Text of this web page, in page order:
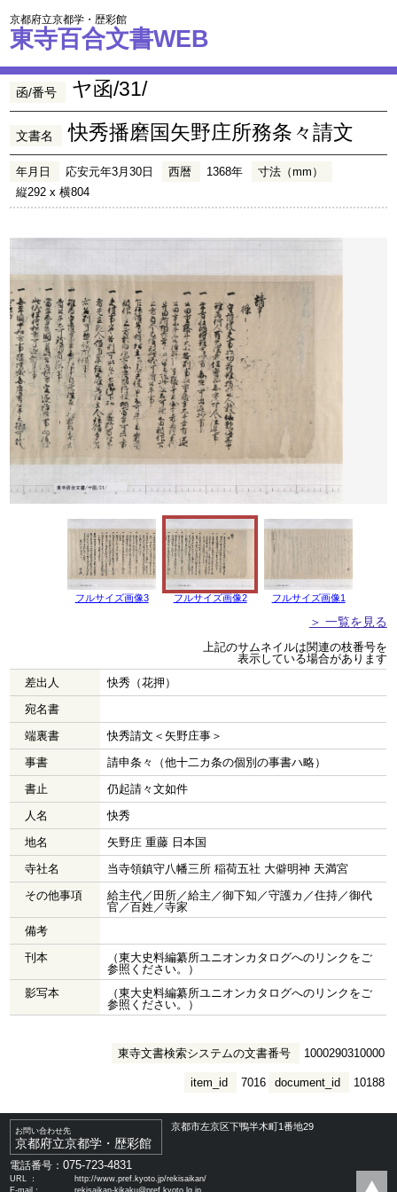
京都府立京都学・歴彩館
東寺百合文書WEB
函/番号 ヤ函/31/
文書名 快秀播磨国矢野庄所務条々請文
年月日 応安元年3月30日 西暦 1368年
寸法（mm）
縦292 x 横804
フルサイズ画像3 フルサイズ画像2 フルサイズ画像1
＞ 一覧を見る
上記のサムネイルは関連の枝番号を
表示している場合があります
差出人
快秀（花押）
宛名書
端裏書
快秀請文＜矢野庄事＞
事書
請申条々（他十二カ条の個別の事書ハ略）
書止
仍起請々文如件
人名
快秀
地名
矢野庄 重藤 日本国
寺社名
当寺領鎮守八幡三所 稲荷五社 大僻明神 天満宮
その他事項
給主代／田所／給主／御下知／守護カ／住持／御代
官／百姓／寺家
備考
刊本
（東大史料編纂所ユニオンカタログへのリンクをご
参照ください。）
影写本
（東大史料編纂所ユニオンカタログへのリンクをご
参照ください。）
東寺文書検索システムの文書番号 1000290310000
document_id 10188
item_id 7016
お問い合わせ先
京都府立京都学・歴彩館
京都市左京区下鴨半木町1番地29
電話番号：075-723-4831
URL ：
http://www.pref.kyoto.jp/rekisaikan/
E-mail：
rekisaikan-kikaku@pref.kyoto.lg.jp